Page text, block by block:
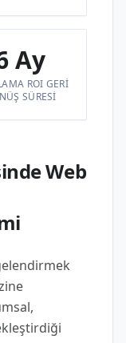
Ay
ROI GERI
SÜRESI
Web